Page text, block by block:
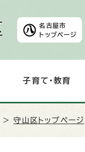
名古屋市
トップページ
子育て・教育
>守山区トップページ